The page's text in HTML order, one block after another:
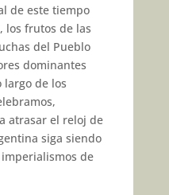
de este tiempo
los frutos de las
del Pueblo
domi­nantes
largo de los
atrasar el reloj de
siga siendo
de